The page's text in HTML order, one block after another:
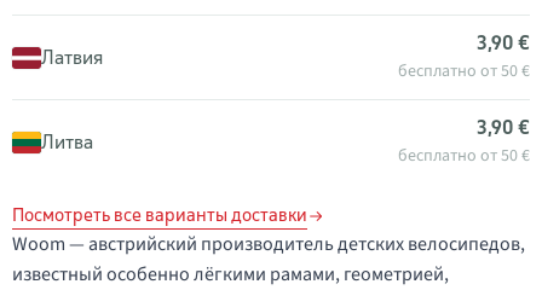
Латвия
3,90 €
бесплатно от 50 €
Литва
3,90 €
бесплатно от 50 €
Посмотреть все варианты доставки
Woom — австрийский производитель детских велосипедов,
известный особенно лёгкими рамами, геометрией,